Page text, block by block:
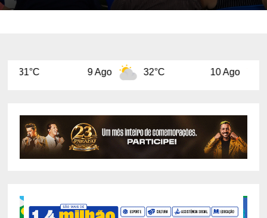
9 Ago 32°C 10 Ago 32°C